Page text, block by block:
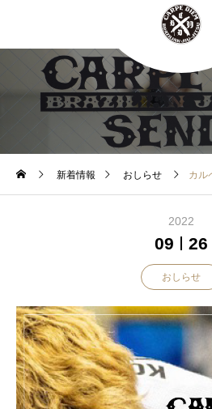
新着情報 おしらせ カルペ
2022
09 26
おしらせ